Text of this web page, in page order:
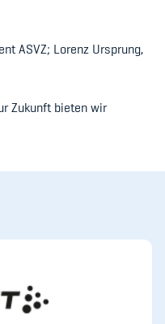
ASVZ; Lorenz Ursprung,
Zukunft bieten wir